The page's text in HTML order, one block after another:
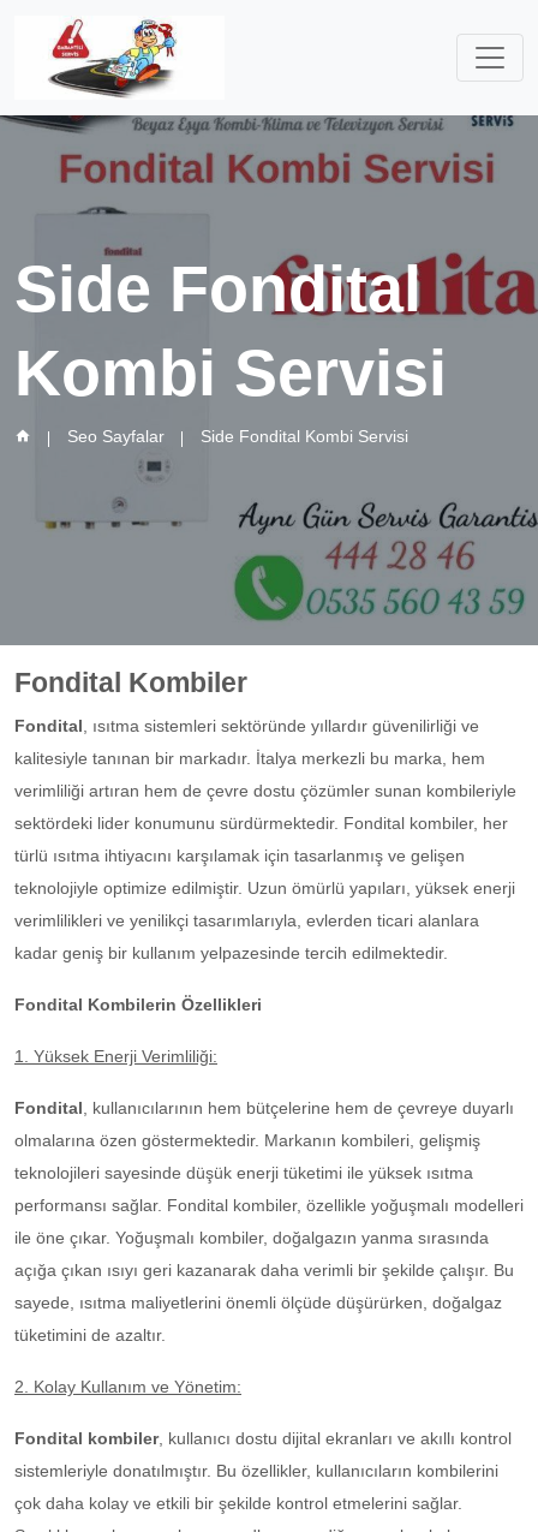
Side Fondital
Kombi Servisi
Seo Sayfalar Side Fondital Kombi Servisi
Fondital Kombiler
Fondital , ısıtma sistemleri sektöründe yıllardır güvenilirliği ve
kalitesiyle tanınan bir markadır. İtalya merkezli bu marka, hem
verimliliği artıran hem de çevre dostu çözümler sunan kombileriyle
sektördeki lider konumunu sürdürmektedir. Fondital kombiler, her
türlü ısıtma ihtiyacını karşılamak için tasarlanmış ve gelişen
teknolojiyle optimize edilmiştir. Uzun ömürlü yapıları, yüksek enerji
verimlilikleri ve yenilikçi tasarımlarıyla, evlerden ticari alanlara
kadar geniş bir kullanım yelpazesinde tercih edilmektedir.
Fondital Kombilerin Özellikleri
1. Yüksek Enerji Verimliliği:
Fondital , kullanıcılarının hem bütçelerine hem de çevreye duyarlı
olmalarına özen göstermektedir. Markanın kombileri, gelişmiş
teknolojileri sayesinde düşük enerji tüketimi ile yüksek ısıtma
performansı sağlar. Fondital kombiler, özellikle yoğuşmalı modelleri
ile öne çıkar. Yoğuşmalı kombiler, doğalgazın yanma sırasında
açığa çıkan ısıyı geri kazanarak daha verimli bir şekilde çalışır. Bu
sayede, ısıtma maliyetlerini önemli ölçüde düşürürken, doğalgaz
tüketimini de azaltır.
2. Kolay Kullanım ve Yönetim:
Fondital kombiler, kullanıcı dostu dijital ekranları ve akıllı kontrol
sistemleriyle donatılmıştır. Bu özellikler, kullanıcıların kombilerini
çok daha kolay ve etkili bir şekilde kontrol etmelerini sağlar.